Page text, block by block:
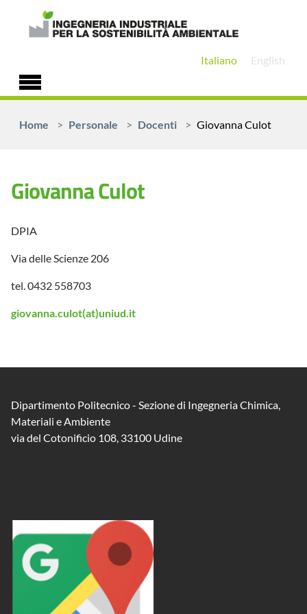
Skip to main content
Italiano English
Home
Personale Docenti Giovanna Culot
Giovanna Culot
DPIA
Via delle Scienze 206
tel. 0432 558703
giovanna.culot(at)uniud.it
Dipartimento Politecnico - Sezione di Ingegneria Chimica,
Materiali e Ambiente
via del Cotonificio 108, 33100 Udine